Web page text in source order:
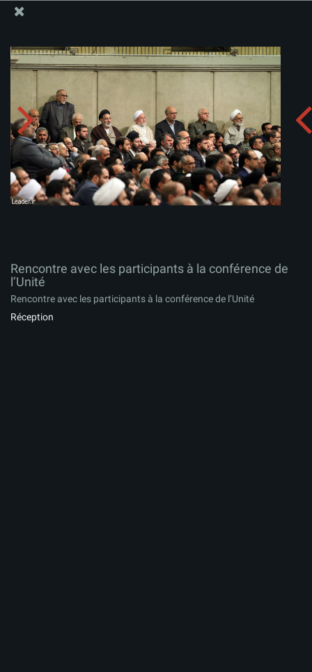
Rencontre avec les participants à la conférence de
l’Unité
Télécharger l'album:
Rencontre avec les participants à la conférence de
l’Unité
Rencontre avec les participants à la conférence de l’Unité
Réception